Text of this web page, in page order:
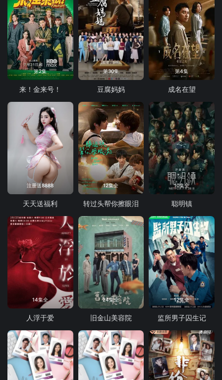
第2集
来！金来号！
第30集
豆腐妈妈
第4集
成名在望
注册送8888
天天送福利
12集全
转过头帮你擦眼泪
10集全
聪明镇
14集全
人浮于爱
24集全
旧金山美容院
12集全
监所男子囚生记